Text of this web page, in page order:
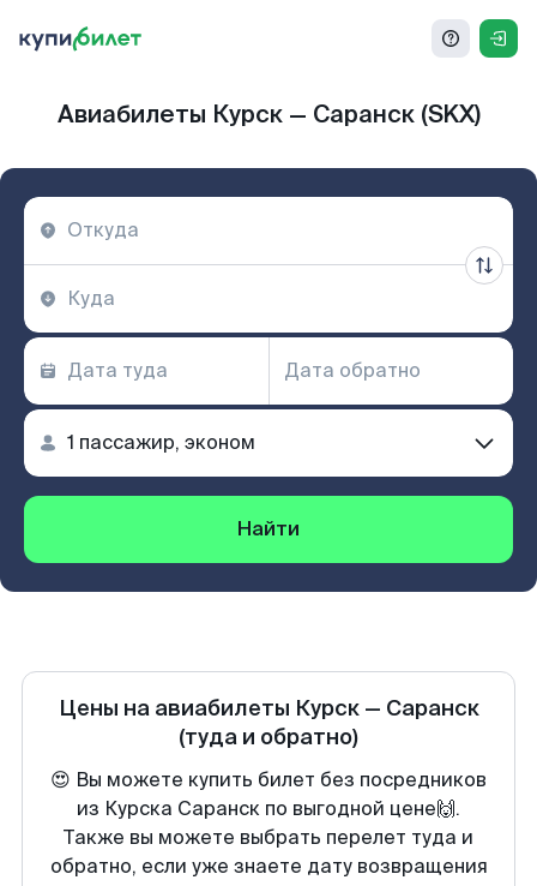
Авиабилеты Курск — Саранск (SKX)
Найти
Цены на авиабилеты Курск— Саранск
(туда и обратно)
😍 Вы можете купить билет без посредников
из Курска Саранск по выгодной цене🙌.
Также вы можете выбрать перелет туда и
обратно, если уже знаете дату возвращения